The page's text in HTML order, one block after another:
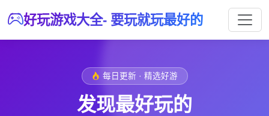
好玩游戏大全- 要玩就玩最好的
每日更新 · 精选好游
发现最好玩的